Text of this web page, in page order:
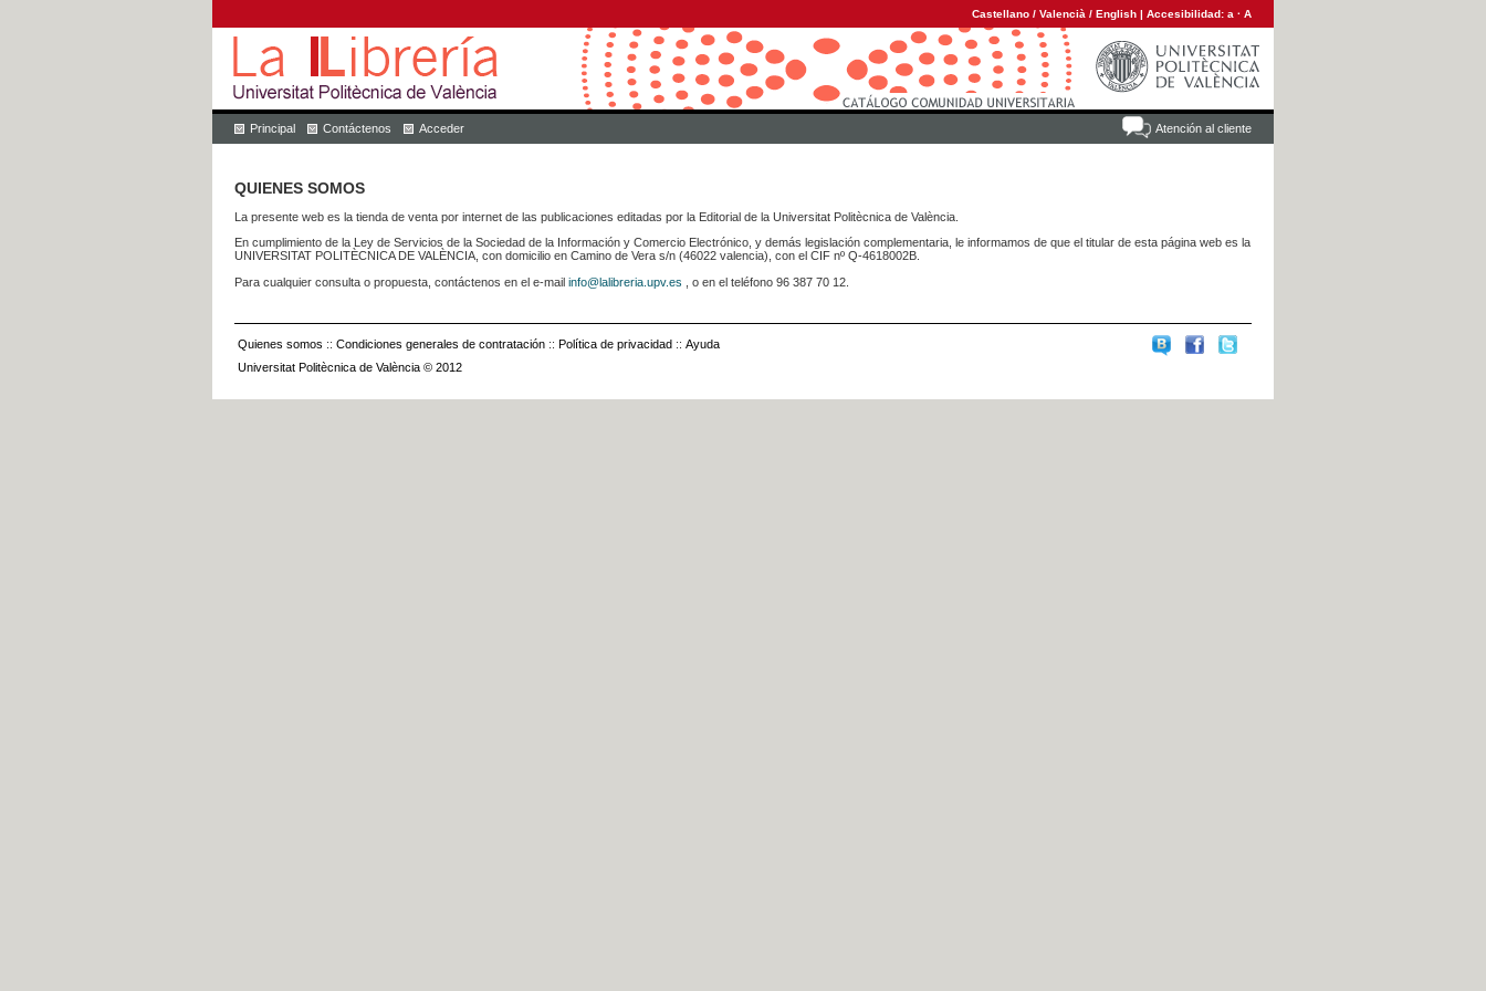
Castellano / Valencià / English | Accesibilidad: a · A
Atención al cliente
Principal Contáctenos Acceder
QUIENES SOMOS
La presente web es la tienda de venta por internet de las publicaciones editadas por la Editorial de la Universitat Politècnica de València.
En cumplimiento de la Ley de Servicios de la Sociedad de la Información y Comercio Electrónico, y demás legislación complementaria, le informamos de que el titular de esta página web es la
UNIVERSITAT POLITÈCNICA DE VALÈNCIA, con domicilio en Camino de Vera s/n (46022 valencia), con el CIF nº Q-4618002B.
Para cualquier consulta o propuesta, contáctenos en el e-mail info@lalibreria.upv.es , o en el teléfono 96 387 70 12.
Quienes somos :: Condiciones generales de contratación :: Política de privacidad :: Ayuda
Universitat Politècnica de València © 2012